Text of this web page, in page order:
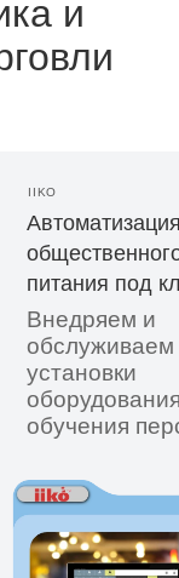
и
IIKO
питания под
Внедряем и
обслуживаем
установки
обучения